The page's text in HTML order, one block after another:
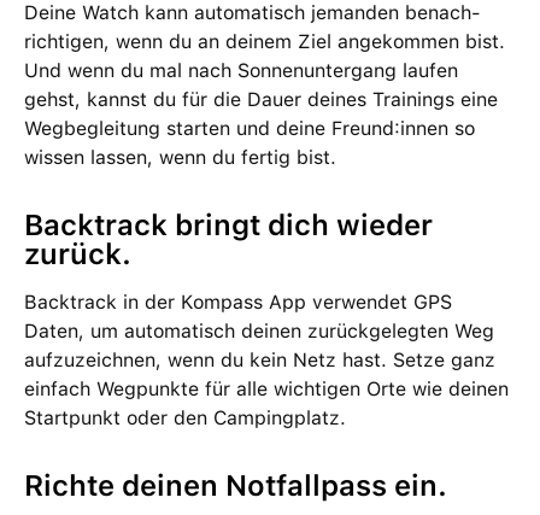
Deine Watch kann auto­ma­tisch jemanden benach­
richtigen, wenn du an deinem Ziel an­ge­kommen bist.
Und wenn du mal nach Sonnenunter­gang laufen
gehst, kannst du für die Dauer deines Trainings eine
Weg­begleitung starten und deine Freund:innen so
wissen lassen, wenn du fertig bist.
Backtrack bringt dich wieder
zurück.
Backtrack in der Kompass App ver­wendet GPS
Daten, um automatisch deinen zurück­gelegten Weg
aufzu­zeichnen, wenn du kein Netz hast. Setze ganz
ein­fach Weg­punkte für alle wichtigen Orte wie deinen
Start­punkt oder den Camping­platz.
Richte deinen Not­fall­pass ein.